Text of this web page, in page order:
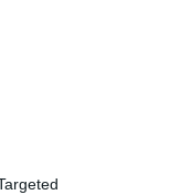
τα